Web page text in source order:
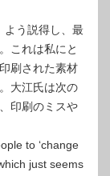
よう説得し、最
これは私にと
刷された素材
大江氏は次の
印刷のミスや
to ‘change
just seems